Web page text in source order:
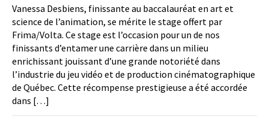
Vanessa Desbiens, finissante au baccalauréat en art et
science de l’animation, se mérite le stage offert par
Frima/Volta. Ce stage est l’occasion pour un de nos
finissants d’entamer une carrière dans un milieu
enrichissant jouissant d’une grande notoriété dans
l’industrie du jeu vidéo et de production cinématographique
de Québec. Cette récompense prestigieuse a été accordée
dans […]